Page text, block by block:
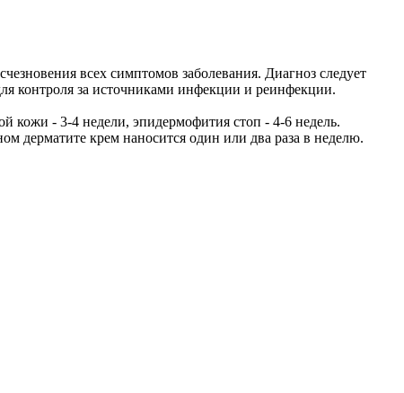
всех симптомов заболевания. Диагноз следует
контроля за источниками инфекции и реинфекции.
кожи - 3-4 недели, эпидермофития стоп - 4-6 недель.
дерматите крем наносится один или два раза в неделю.